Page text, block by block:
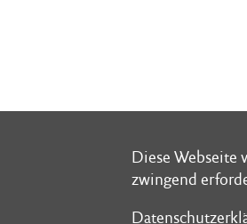
Diese Webseite
zwingend
Diese Webseite
zwingend